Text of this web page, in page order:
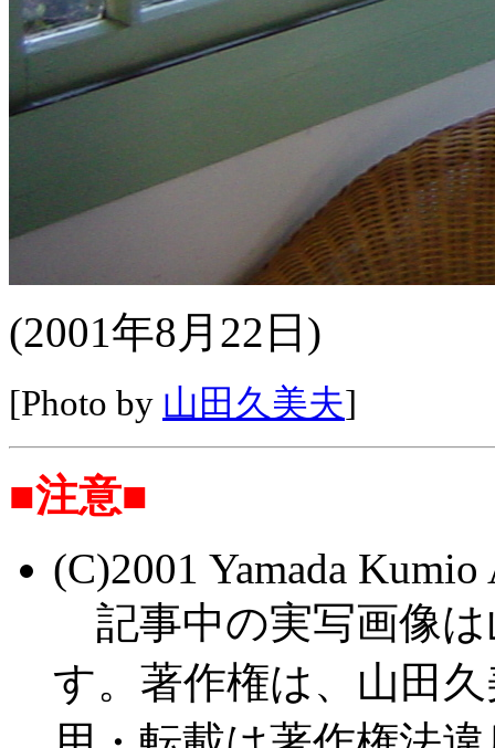
(2001年8月22日)
[Photo by 山田久美夫]
■注意■
(C)2001 Yamada
記事中の実写画像
す。著作権は、山田